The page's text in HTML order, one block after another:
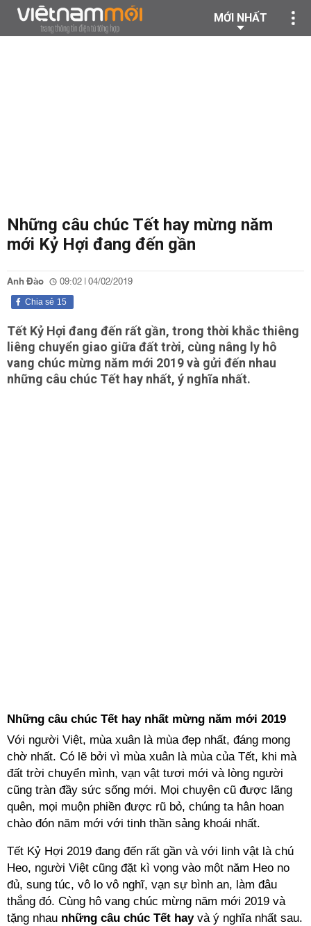
MỚI NHẤT
Những câu chúc Tết hay mừng năm
mới Kỷ Hợi đang đến gần
Anh Đào 09:02 | 04/02/2019
15
Chia sẻ
Tết Kỷ Hợi đang đến rất gần, trong thời khắc thiêng
liêng chuyển giao giữa đất trời, cùng nâng ly hô
vang chúc mừng năm mới 2019 và gửi đến nhau
những câu chúc Tết hay nhất, ý nghĩa nhất.
Những câu chúc Tết hay nhất mừng năm mới 2019
Với người Việt, mùa xuân là mùa đẹp nhất, đáng mong
chờ nhất. Có lẽ bởi vì mùa xuân là mùa của Tết, khi mà
đất trời chuyển mình, vạn vật tươi mới và lòng người
cũng tràn đầy sức sống mới. Mọi chuyện cũ được lãng
quên, mọi muộn phiền được rũ bỏ, chúng ta hân hoan
chào đón năm mới với tinh thần sảng khoái nhất.
Tết Kỷ Hợi 2019 đang đến rất gần và với linh vật là chú
Heo, người Việt cũng đặt kì vọng vào một năm Heo no
đủ, sung túc, vô lo vô nghĩ, vạn sự bình an, làm đâu
thắng đó. Cùng hô vang chúc mừng năm mới 2019 và
tặng nhau những câu chúc Tết hayvà ý nghĩa nhất sau.